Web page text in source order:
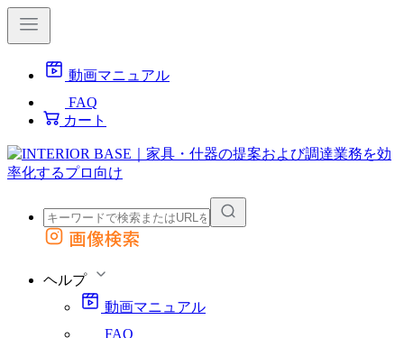
動画マニュアル
FAQ
カート
外部サイトの商品をカートに追加
画像検索
ヘルプ
動画マニュアル
FAQ